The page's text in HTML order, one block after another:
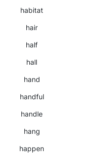
habitat
hair
half
hall
hand
handful
handle
hang
happen